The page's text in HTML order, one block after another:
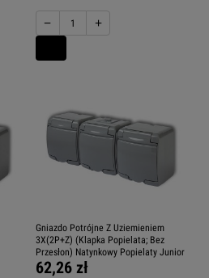
− +
Gniazdo Potrójne Z Uziemieniem
3X(2P+Z) (Klapka Popielata; Bez
Przesłon) Natynkowy Popielaty Junior
62,26 zł